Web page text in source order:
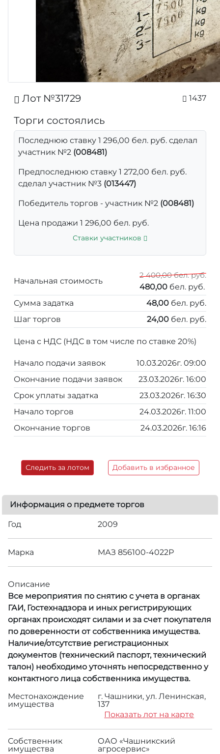
Лот №31729 1437
Торги состоялись
Последнюю ставку 1 296,00 бел. руб. сделал
участник №2 (008481)
Предпоследнюю ставку 1 272,00 бел. руб.
сделал участник №3 (013447)
Победитель торгов - участник №2 (008481)
Цена продажи 1 296,00 бел. руб.
Ставки участников
Начальная стоимость
2 400,00 бел. руб.
480,00 бел. руб.
Сумма задатка
48,00 бел. руб.
Шаг торгов
24,00 бел. руб.
Цена с НДС (НДС в том числе по ставке 20%)
Начало подачи заявок
10.03.2026г. 09:00
Окончание подачи заявок
23.03.2026г. 16:00
Срок уплаты задатка
23.03.2026г. 16:30
Начало торгов
24.03.2026г. 11:00
Окончание торгов
24.03.2026г. 16:16
Следить за лотом Добавить в избранное
Информация о предмете торгов
Год 2009
Марка МАЗ 856100-4022Р
Описание
Все мероприятия по снятию с учета в органах
ГАИ, Гостехнадзора и иных регистрирующих
органах происходят силами и за счет покупателя
по доверенности от собственника имущества.
Наличие/отсутствие регистрационных
документов (технический паспорт, технический
талон) необходимо уточнять непосредственно у
контактного лица собственника имущества.
Местонахождение
имущества
г. Чашники, ул. Ленинская,
137
Показать лот на карте
Собственник
имущества
ОАО «Чашникский
агросервис»